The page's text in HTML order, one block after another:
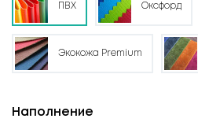
ПВХ Оксфорд
Экокожа Premium
Наполнение